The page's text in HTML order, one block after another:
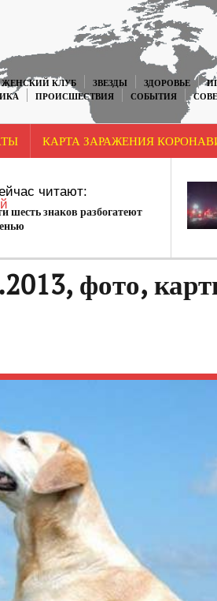
ЖЕНСКИЙ КЛУБ ЗВЕЗДЫ ЗДОРОВЬЕ
ПРОИСШЕСТВИЯ СОБЫТИЯ
КАРТА ЗАРАЖЕНИЯ
читают:
шесть знаков разбогатеют
фото,